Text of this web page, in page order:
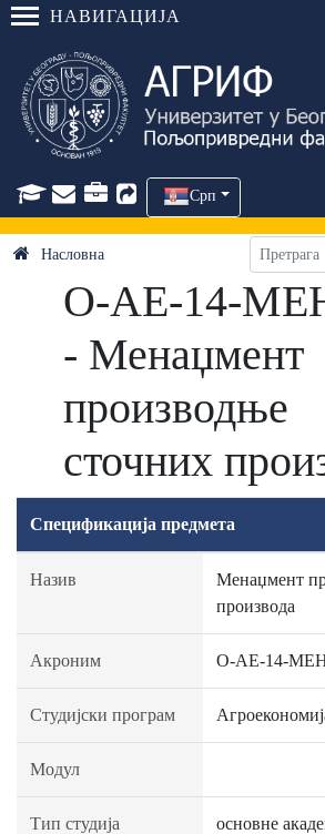
НАВИГАЦИЈА
Срп
Насловна
О-АЕ-14-
- Менаџмент
производње
сточних
Спецификација предмета
Назив
Менаџмент
производа
Акроним О-АЕ-14-
Студијски програм
Модул
Тип студија основне